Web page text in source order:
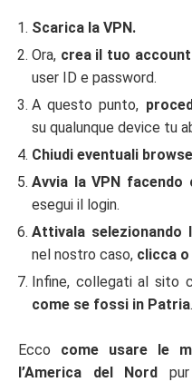
Scarica la VPN.
Ora, crea il tuo
user ID e password.
A questo punto,
su qualunque device tu
Chiudi eventuali
Avvia la VPN facendo
esegui il login.
Attivala selezionando
nel nostro caso, clicca o
Infine, collegati al sito
come se fossi in Patria.
Ecco come usare le
l’America del Nord